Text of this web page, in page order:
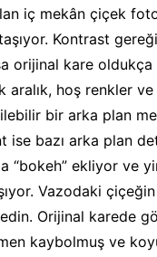
iç mekân çiçek
Kontrast
orijinal kare
hoş renkler ve
bir arka plan
ise bazı arka plan
“bokeh” ekliyor ve
Vazodaki
Orijinal karede
kaybolmuş ve